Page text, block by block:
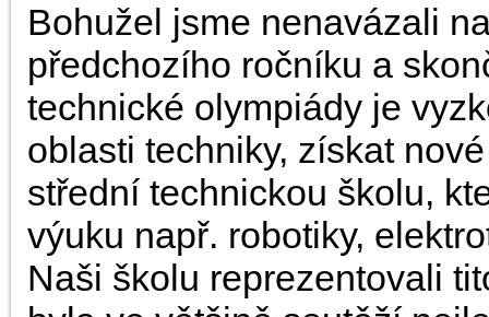
Bohužel jsme nenavázali
předchozího ročníku a
technické olympiády je
oblasti techniky, získat
střední technickou školu,
výuku např. robotiky,
Naši školu reprezentovali